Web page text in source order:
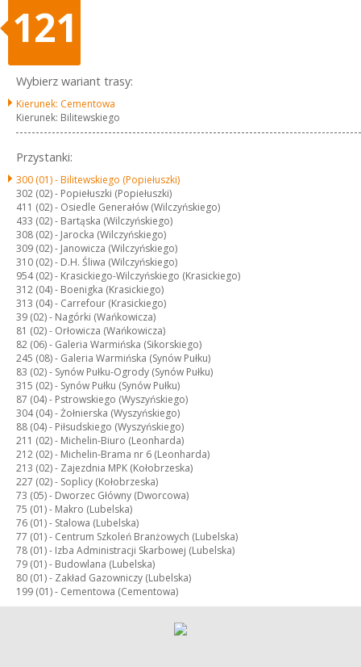
121
Wybierz wariant trasy:
Kierunek: Cementowa
Kierunek: Bilitewskiego
Przystanki:
300 (01) -Bilitewskiego (Popiełuszki)
302 (02) - Popiełuszki (Popiełuszki)
411 (02) - Osiedle Generałów (Wilczyńskiego)
433 (02) - Bartąska (Wilczyńskiego)
308 (02) - Jarocka (Wilczyńskiego)
309 (02) - Janowicza (Wilczyńskiego)
310 (02) - D.H. Śliwa (Wilczyńskiego)
954 (02) - Krasickiego-Wilczyńskiego (Krasickiego)
312 (04) - Boenigka (Krasickiego)
313 (04) - Carrefour (Krasickiego)
39 (02) - Nagórki (Wańkowicza)
81 (02) - Orłowicza (Wańkowicza)
82 (06) - Galeria Warmińska (Sikorskiego)
245 (08) - Galeria Warmińska (Synów Pułku)
83 (02) - Synów Pułku-Ogrody (Synów Pułku)
315 (02) - Synów Pułku (Synów Pułku)
87 (04) - Pstrowskiego (Wyszyńskiego)
304 (04) -Żołnierska (Wyszyńskiego)
88 (04) - Piłsudskiego (Wyszyńskiego)
211 (02) - Michelin-Biuro (Leonharda)
212 (02) - Michelin-Brama nr 6 (Leonharda)
213 (02) - Zajezdnia MPK (Kołobrzeska)
227 (02) - Soplicy (Kołobrzeska)
73 (05) - Dworzec Główny (Dworcowa)
75 (01) - Makro (Lubelska)
76 (01) - Stalowa (Lubelska)
77 (01) - Centrum Szkoleń Branżowych (Lubelska)
78 (01) - Izba Administracji Skarbowej (Lubelska)
79 (01) - Budowlana (Lubelska)
80 (01) - Zakład Gazowniczy (Lubelska)
199 (01) - Cementowa (Cementowa)